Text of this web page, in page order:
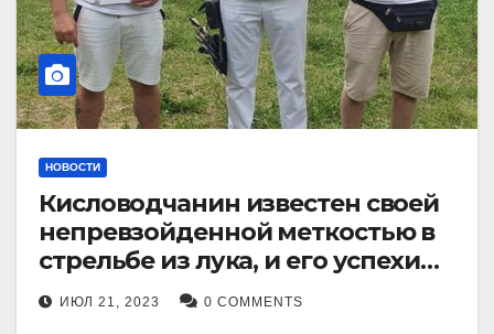
НОВОСТИ
Кисловодчанин известен своей
непревзойденной меткостью в
стрельбе из лука, и его успехи
прославили его в
Ставропольском крае.
ИЮЛ 21, 2023 0 COMMENTS